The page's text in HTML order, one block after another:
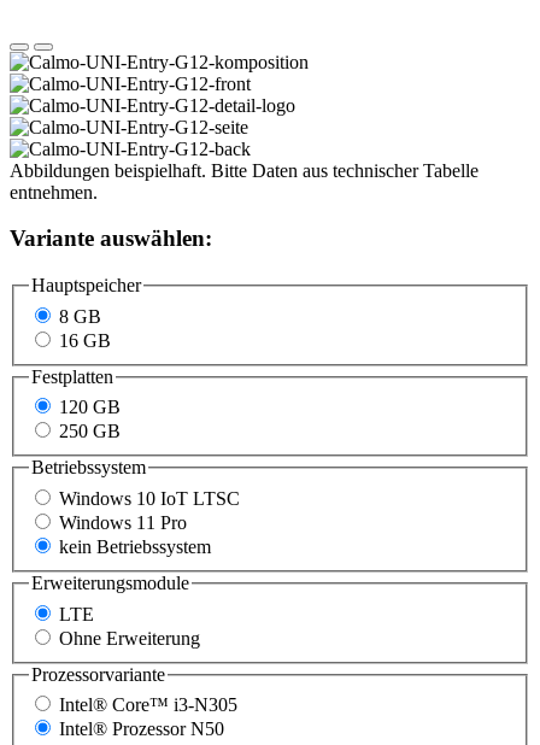
Abbildungen beispielhaft. Bitte Daten aus technischer Tabelle
entnehmen.
Variante auswählen:
Hauptspeicher
8 GB
16 GB
Festplatten
120 GB
250 GB
Betriebssystem
Windows 10 IoT LTSC
Windows 11 Pro
kein Betriebssystem
Erweiterungsmodule
LTE
Ohne Erweiterung
Prozessorvariante
Intel® Core™ i3-N305
Intel® Prozessor N50